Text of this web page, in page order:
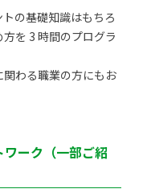
の基礎知識はもちろ
を 3 時間のプログラ
わる職業の方にもお
ーク（一部ご紹